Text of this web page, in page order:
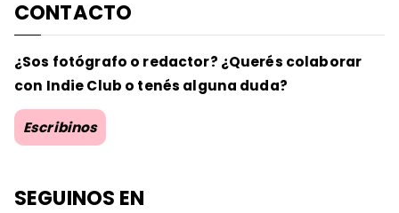
CONTACTO
¿Sos fotógrafo o redactor? ¿Querés colaborar
con Indie Club o tenés alguna duda?
Escribinos
SEGUINOS EN